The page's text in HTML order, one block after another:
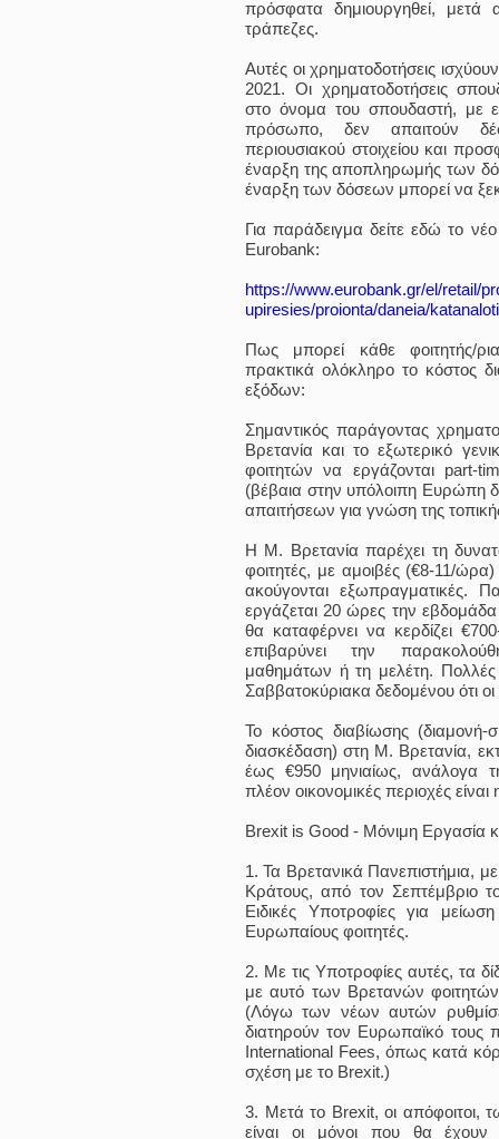
πρόσφατα δημιουργηθεί,
τράπεζες.
Αυτές οι χρηματοδοτήσεις
2021. Οι χρηματοδοτήσεις
στο όνομα του σπουδαστή, με
πρόσωπο, δεν απαιτούν
περιουσιακού στοιχείου και
έναρξη της αποπληρωμής των
έναρξη των δόσεων μπορεί να
Για παράδειγμα δείτε εδώ το
Eurobank:
https://www.eurobank.gr/el/retail/
upiresies/proionta/daneia/
Πως μπορεί κάθε φοιτητής/
πρακτικά ολόκληρο το κόστος
εξόδων:
Σημαντικός παράγοντας
Βρετανία και το εξωτερικό
φοιτητών να εργάζονται part-
(βέβαια στην υπόλοιπη Ευρώπη
απαιτήσεων για γνώση της
Η Μ. Βρετανία παρέχει τη
φοιτητές, με αμοιβές (€8-11/
ακούγονται εξωπραγματικές.
εργάζεται 20 ώρες την
θα καταφέρνει να κερδίζει
επιβαρύνει την
μαθημάτων ή τη μελέτη.
Σαββατοκύριακα δεδομένου ότι
Το κόστος διαβίωσης (διαμονή-
διασκέδαση) στη Μ. Βρετανία,
έως €950 μηνιαίως, ανάλογα
πλέον οικονομικές περιοχές
Brexit is Good - Μόνιμη Εργασία
1. Τα Βρετανικά Πανεπιστήμια,
Κράτους, από τον Σεπτέμβριο
Ειδικές Υποτροφίες για
Ευρωπαίους φοιτητές.
2. Με τις Υποτροφίες αυτές, τα
με αυτό των Βρετανών
(Λόγω των νέων αυτών
διατηρούν τον Ευρωπαϊκό τους
International Fees, όπως κατά
σχέση με το Brexit.)
3. Μετά το Brexit, oι απόφοιτοι,
είναι οι μόνοι που θα έχουν